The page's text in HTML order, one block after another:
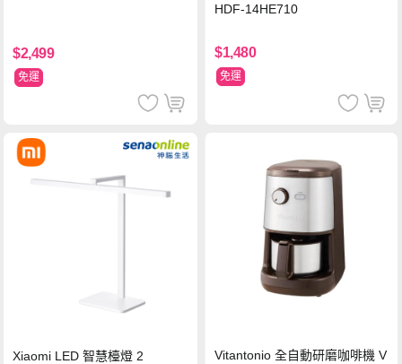
$2,499
免運
HDF-14HE710
$1,480
免運
Xiaomi LED 智慧檯燈 2
Vitantonio 全自動研磨咖啡機 V